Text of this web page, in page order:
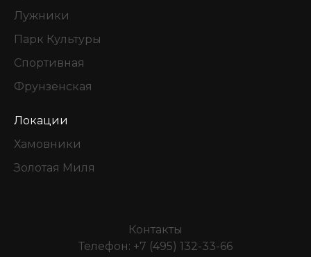
Лужники
Парк Культуры
Спортивная
Фрунзенская
Локации
Хамовники
Золотая Миля
Контакты
Телефон: +7 (495) 132-33-66